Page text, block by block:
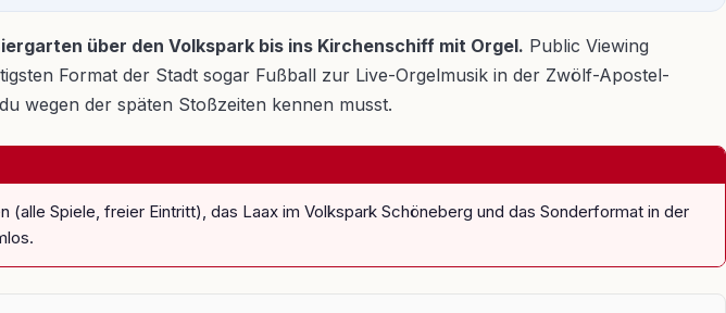
über den Volkspark bis ins Kirchenschiff mit Orgel. Public Viewing
Format der Stadt sogar Fußball zur Live-Orgelmusik in der Zwölf-Apostel-
wegen der späten Stoßzeiten kennen musst.
Spiele, freier Eintritt), das Laax im Volkspark Schöneberg und das Sonderformat in der